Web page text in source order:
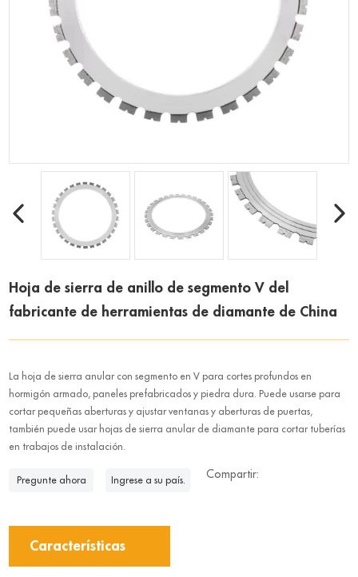
Hoja de sierra de anillo de segmento V del
fabricante de herramientas de diamante de China
La hoja de sierra anular con segmento en V para cortes profundos en
hormigón armado, paneles prefabricados y piedra dura. Puede usarse para
cortar pequeñas aberturas y ajustar ventanas y aberturas de puertas,
también puede usar hojas de sierra anular de diamante para cortar tuberías
en trabajos de instalación.
Pregunte ahora Ingrese a su país.
Compartir:
Características